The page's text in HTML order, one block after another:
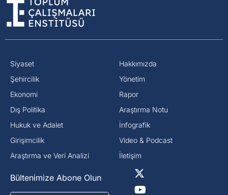
Siyaset
⁠Şehircilik
Ekonomi
Dış Politika
⁠Hukuk ve Adalet
Girişimcilik
Araştırma ve Veri Analizi
Hakkımızda
Yönetim
Rapor
Araştırma Notu
İnfografik
Video & Podcast
İletişim
Bültenimize Abone Olun